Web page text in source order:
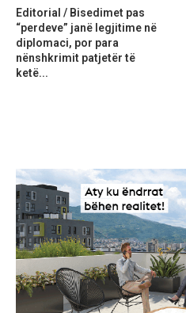
Editorial / Bisedimet pas
“perdeve” janë legjitime në
diplomaci, por para
nënshkrimit patjetër të
ketë...